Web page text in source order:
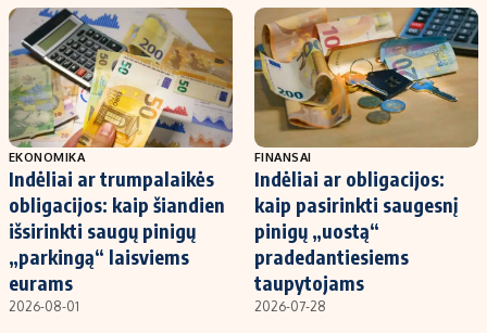
EKONOMIKA
Indėliai ar trumpalaikės
obligacijos: kaip šiandien
išsirinkti saugų pinigų
„parkingą“ laisviems
eurams
2026-08-01
FINANSAI
Indėliai ar obligacijos:
kaip pasirinkti saugesnį
pinigų „uostą“
pradedantiesiems
taupytojams
2026-07-28